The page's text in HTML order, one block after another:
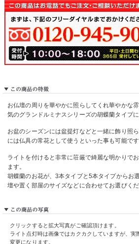
お仏壇の周りを華やかに照らしてくれ華やかな
気のグランドルミナスシリーズの胡蝶蘭タイプに
お盆のシーズンには盆提灯などと一緒に飾り照
には仏具の常花として使うといった事も可能です
ライトを付けると非常に荘厳で綺麗な明かりで
ます。
胡蝶蘭のお花が、3本タイプと5本タイプからお
壇や置く部屋のサイズなどに合わせてお選びくだ
クリックすると拡大写真がご確認頂けます。
ライト点灯時は画像ではカクカクしていますが、実
変更になります。